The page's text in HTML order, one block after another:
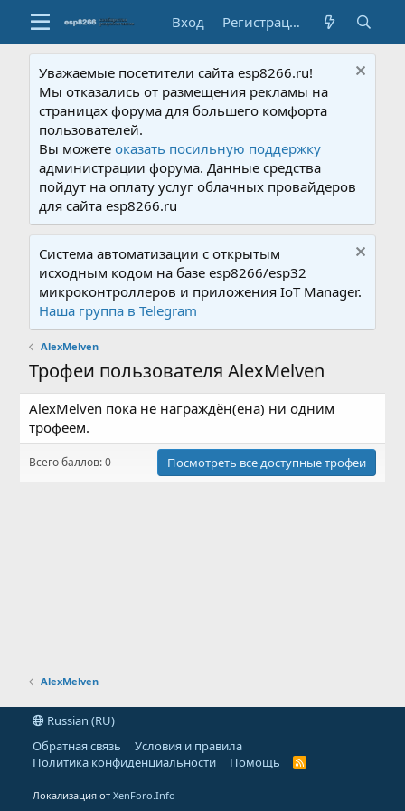
Вход Регистрация
Уважаемые посетители сайта esp8266.ru!
Мы отказались от размещения рекламы на
страницах форума для большего комфорта
пользователей.
Вы можетеоказать посильную поддержку
администрации форума. Данные средства
пойдут на оплату услуг облачных провайдеров
для сайта esp8266.ru
Система автоматизации с открытым
исходным кодом на базе esp8266/esp32
микроконтроллеров и приложения IoT Manager.
Наша группа в Telegram
AlexMelven
Трофеи пользователя AlexMelven
AlexMelven пока не награждён(ена) ни одним
трофеем.
Всего баллов: 0 Посмотреть все доступные трофеи
AlexMelven
Russian (RU)
Обратная связь
Условия и правила
Политика конфиденциальности
Помощь
R
Локализация отXenForo.Info